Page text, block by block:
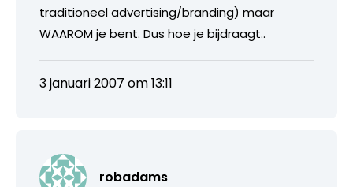
traditioneel advertising/branding) maar
WAAROM je bent. Dus hoe je bijdraagt..
3 januari 2007 om 13:11
robadams